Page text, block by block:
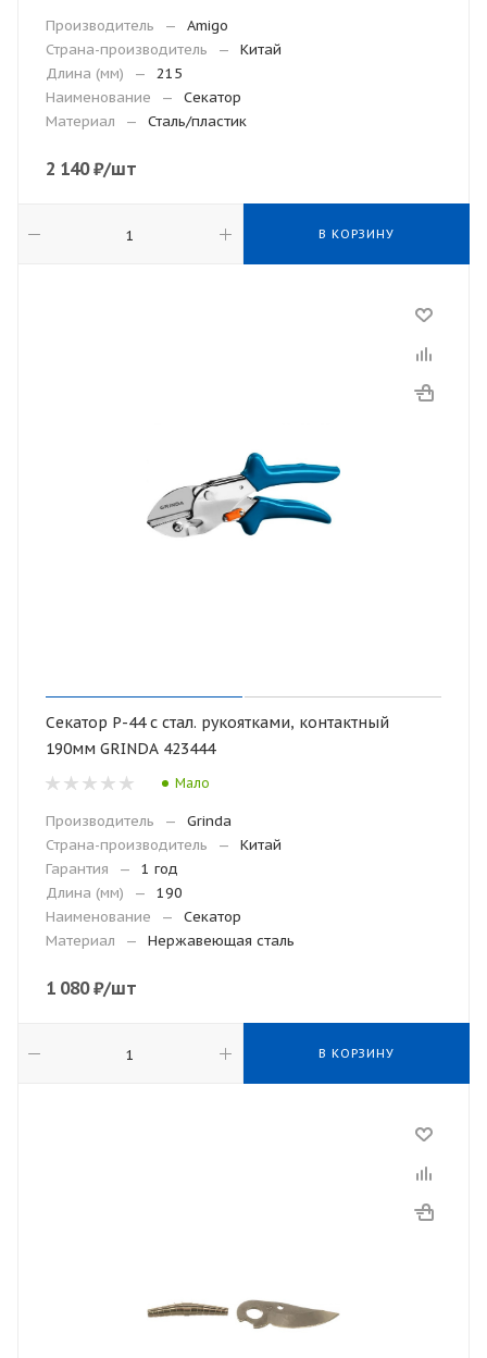
Производитель —
Amigo
Страна-производитель
—
Китай
Длина (мм)
—
215
Наименование
—
Секатор
Материал
— Сталь/пластик
2 140₽/шт
В КОРЗИНУ
Секатор Р-44 с стал. рукоятками, контактный
190мм GRINDA 423444
Мало
Производитель —
Grinda
Страна-производитель
—
Китай
Гарантия
—
1 год
Длина (мм)
—
190
Наименование
—
Секатор
Материал
— Нержавеющая сталь
1 080₽/шт
В КОРЗИНУ